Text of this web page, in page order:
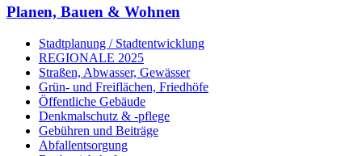
Planen, Bauen & Wohnen
Stadtplanung / Stadtentwicklung
REGIONALE 2025
Straßen, Abwasser, Gewässer
Grün- und Freiflächen, Friedhöfe
Öffentliche Gebäude
Denkmalschutz & -pflege
Gebühren und Beiträge
Abfallentsorgung